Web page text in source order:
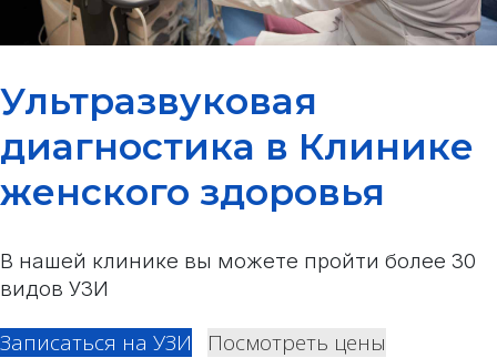
Ультразвуковая
диагностика в Клинике
женского здоровья
В нашей клинике вы можете пройти более 30
видов УЗИ
Записаться на УЗИ Посмотреть цены